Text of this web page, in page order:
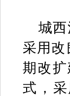
城
采用改
期改
式，